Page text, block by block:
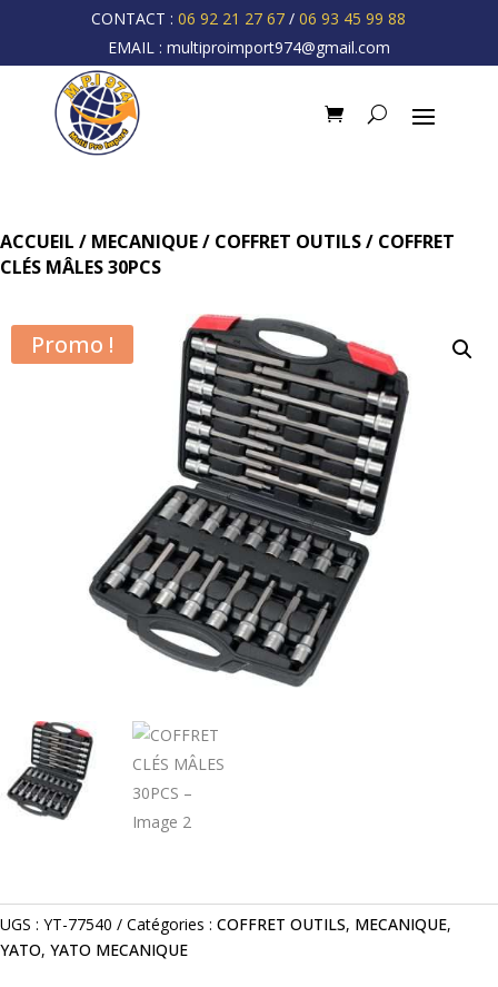
CONTACT :06 92 21 27 67 /06 93 45 99 88
EMAIL : multiproimport974@gmail.com
ACCUEIL / MECANIQUE/ COFFRET OUTILS/ COFFRET
CLÉS MÂLES 30PCS
Promo !
UGS : YT-77540 Catégories : COFFRET OUTILS, MECANIQUE,
YATO, YATO MECANIQUE